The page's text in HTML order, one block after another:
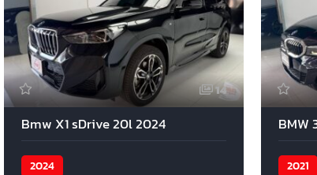
14
Bmw X1 sDrive 20l 2024
2024 2021